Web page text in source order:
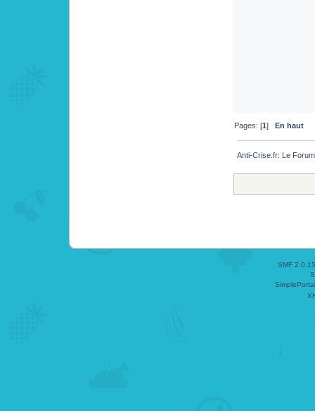
Pages: [1]En haut
Anti-Crise.fr: Le Forum
SMF 2.0.15